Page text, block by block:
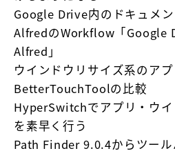
Google Drive内のドキュメ
AlfredのWorkflow「Google
Alfred」
ウインドウリサイズ系のア
BetterTouchToolの比較
HyperSwitchでアプリ・ウ
を素早く行う
Path Finder 9.0.4からツー